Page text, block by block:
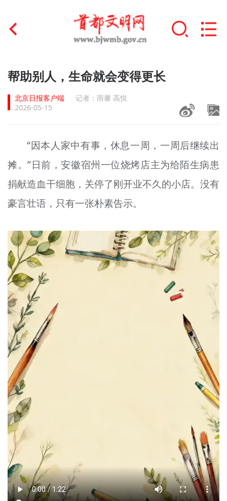
首页
文明创建
文明培育
+
未成年人思想道德建设
榜样人物
+
文明评论
北京宣传文化引导基金
宣传思想文化人才
专题
资料库
帮助别人，生命就会变得更长
北京日报客户端
记者：雨馨 高悦
2026-05-15
“因本人家中有事，休息一周，一周后继续出
摊。”日前，安徽宿州一位烧烤店主为给陌生病患
捐献造血干细胞，关停了刚开业不久的小店。没有
豪言壮语，只有一张朴素告示。